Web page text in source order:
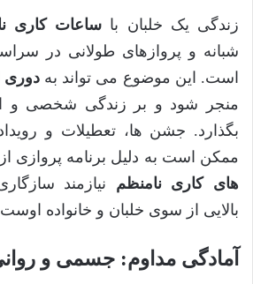
زندگی یک خلبان با ساعات کاری
شبانه و پروازهای طولانی در
است. این موضوع می تواند بهدوری
منجر شود و بر زندگی شخصی و
بگذارد. جشن ها، تعطیلات و
ممکن است به دلیل برنامه پروازی
های کاری نامنظم
نیازمند
بالایی از سوی خلبان و خانواده
آمادگی مداوم: جسمی و